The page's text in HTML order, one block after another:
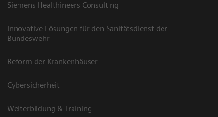
Siemens Healthineers Consulting
Innovative Lösungen für den Sanitätsdienst der
Bundeswehr
Reform der Krankenhäuser
Cybersicherheit
Weiterbildung & Training